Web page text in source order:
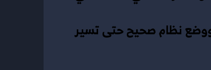
·       في حالة وجود عجز أو ضعف مالي فإنها تبحث عن السبب وتحاول إصلاحه ووضع نظام صحيح حتى تسير